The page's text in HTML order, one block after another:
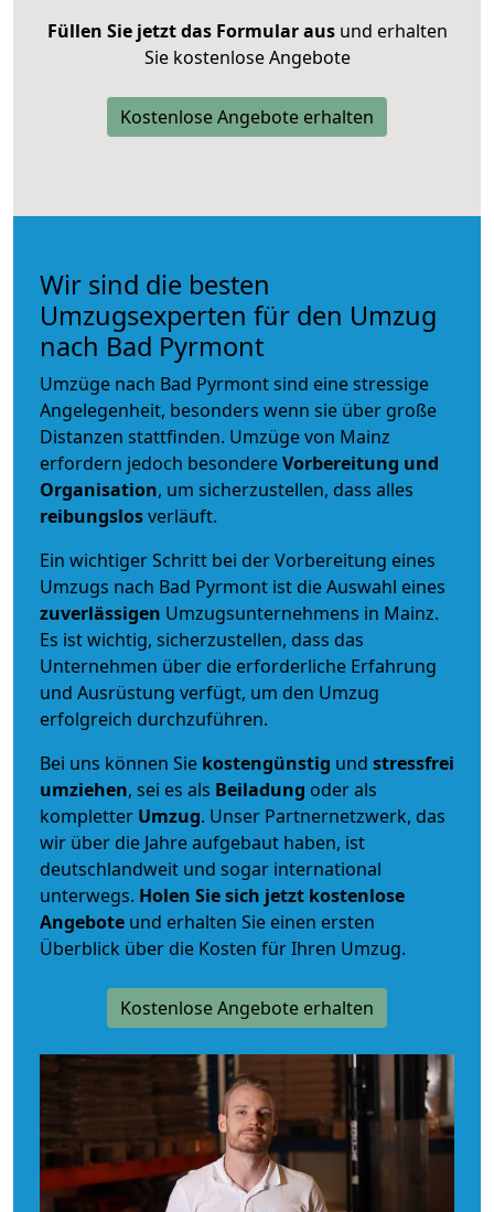
Füllen Sie jetzt das Formular ausund erhalten
Sie kostenlose Angebote
Kostenlose Angebote erhalten
Wir sind die besten
Umzugsexperten für den Umzug
nach Bad Pyrmont
Umzüge nach Bad Pyrmont sind eine stressige
Angelegenheit, besonders wenn sie über große
Distanzen stattfinden. Umzüge von Mainz
erfordern jedoch besondereVorbereitung und
Organisation, um sicherzustellen, dass alles
reibungslosverläuft.
Ein wichtiger Schritt bei der Vorbereitung eines
Umzugs nach Bad Pyrmont ist die Auswahl eines
zuverlässigen Umzugsunternehmens in Mainz.
Es ist wichtig, sicherzustellen, dass das
Unternehmen über die erforderliche Erfahrung
und Ausrüstung verfügt, um den Umzug
erfolgreich durchzuführen.
Bei uns können Sie kostengünstig und stressfrei
umziehen, sei es als Beiladung oder als
kompletter Umzug. Unser Partnernetzwerk, das
wir über die Jahre aufgebaut haben, ist
deutschlandweit und sogar international
unterwegs. Holen Sie sich jetzt kostenlose
Angebote und erhalten Sie einen ersten
Überblick über die Kosten für Ihren Umzug.
Kostenlose Angebote erhalten